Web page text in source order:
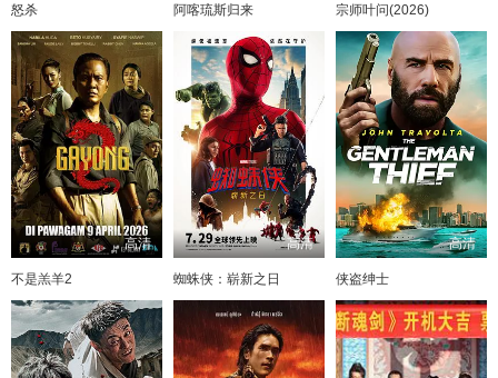
怒杀 阿喀琉斯归来 宗师叶问(2026)
高清
不是羔羊2
高清
蜘蛛侠：崭新之日
高清
侠盗绅士